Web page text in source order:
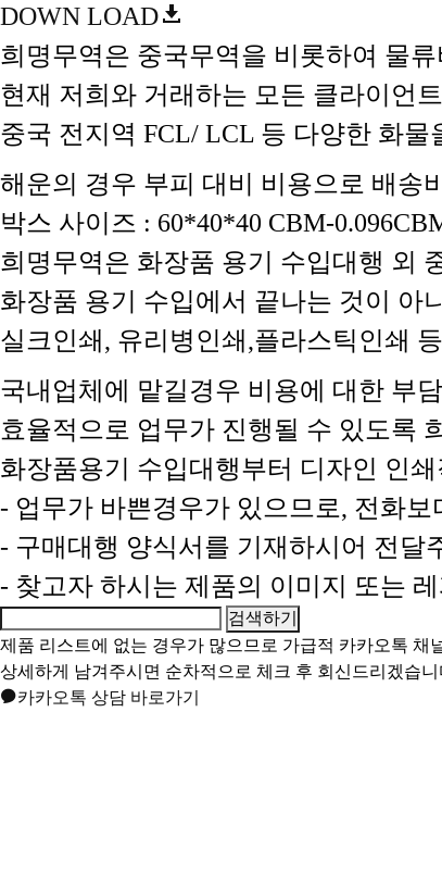
DOWN LOAD
희명무역은 중국무역을 비롯하여 물
현재 저희와 거래하는 모든 클라이언
중국 전지역 FCL/ LCL 등 다양한 화
해운의 경우 부피 대비 비용으로 배송
박스 사이즈 : 60*40*40 CBM-
희명무역은 화장품 용기 수입대행 외
화장품 용기 수입에서 끝나는 것이 아
실크인쇄, 유리병인쇄,플라스틱인쇄
국내업체에 맡길경우 비용에 대한 부
효율적으로 업무가 진행될 수 있도록
화장품용기 수입대행부터 디자인 인
- 업무가 바쁜경우가 있으므로, 전화
- 구매대행 양식서를 기재하시어 전달
- 찾고자 하시는 제품의 이미지 또는
제품 리스트에 없는 경우가 많으므로 가급적 카카오톡 채
상세하게 남겨주시면 순차적으로 체크 후 회신드리겠습니
카카오톡 상담 바로가기